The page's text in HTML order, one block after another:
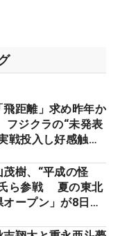
飛距離」求め昨年か
ジクラの“未発表
戦投入し好感触
！】樹、“平成の怪
ら参戦 夏の東北
ープン」が8日開